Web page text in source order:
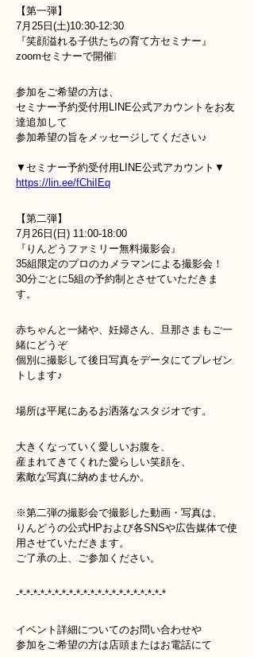
【第一弾】
7月25日(土)10:30-12:30
『笑顔溢れる子供たちの育て方セミナー』
zoomセミナーで開催❕
参加をご希望の方は、
セミナー予約受付用LINE公式アカウントをお友
達追加して
参加希望の旨をメッセージしてください♪
▼セミナー予約受付用LINE公式アカウント▼
https://lin.ee/fChiIEq
【第二弾】
7月26日(日) 11:00-18:00
『りんどうファミリー無料撮影会』
35組限定のプロのカメラマンによる撮影会！
30分ごとに5組の予約制とさせていただきま
す。
赤ちゃんと一緒や、妊婦さん、旦那さまもご一
緒にどうぞ
個別に撮影して後日写真をデータにてプレゼン
トします♪
場所は平尾にあるお洒落なスタジオです。
大きくなっていく愛しいお腹を、
産まれてきてくれた愛らしい笑顔を、
素敵な写真に納めませんか。
※第二弾の撮影会で撮影した動画・写真は、
りんどうの公式HPおよび各SNSや広告媒体で使
用させていただきます。
ご了承の上、ご参加ください。
-*-*-*-*-*-*-*-*-*-*-*-*-*-*-*-*-*-*-*-*-*
イベント詳細についてのお問い合わせや
参加をご希望の方は店頭またはお電話にて